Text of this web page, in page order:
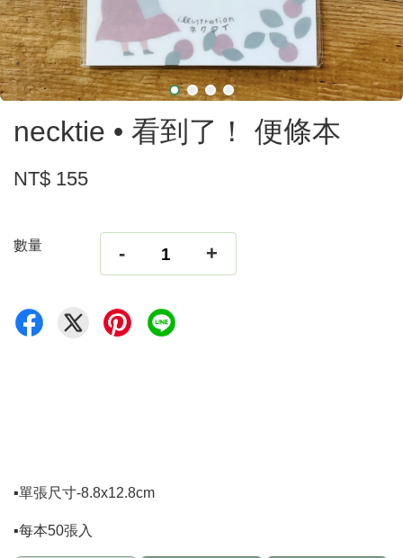
necktie • 看到了！ 便條本
NT$ 155
數量 - +
▪️單張尺寸-8.8x12.8cm
▪️每本50張入